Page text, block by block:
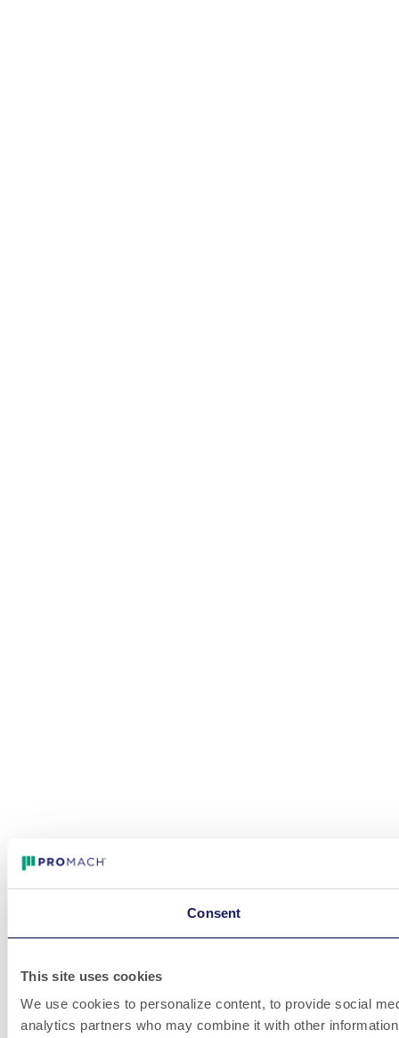
Consent
This site uses cookies
We use cookies to personalize content, to provide social
analytics partners who may combine it with other